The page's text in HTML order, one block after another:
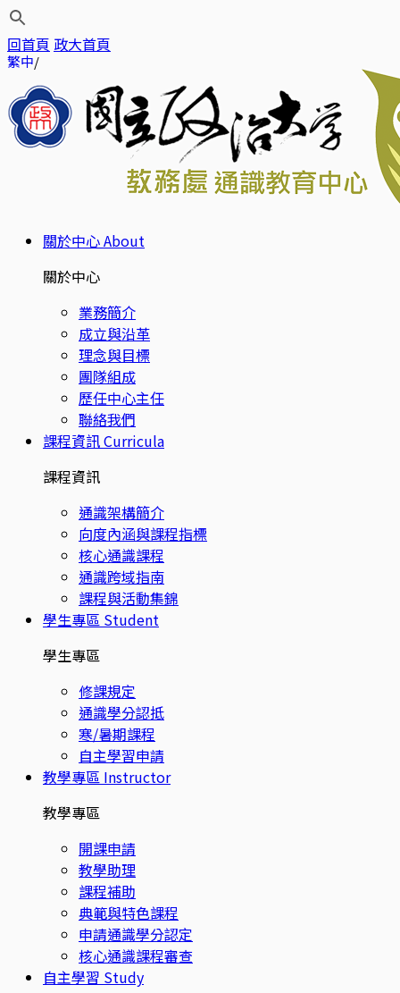
回首頁 政大首頁
繁中
關於中心About
關於中心
業務簡介
成立與沿革
理念與目標
團隊組成
歷任中心主任
聯絡我們
課程資訊Curricula
課程資訊
通識架構簡介
向度內涵與課程指標
核心通識課程
通識跨域指南
課程與活動集錦
學生專區 Student
學生專區
修課規定
通識學分認抵
寒/暑期課程
自主學習申請
教學專區 Instructor
教學專區
開課申請
教學助理
課程補助
典範與特色課程
申請通識學分認定
核心通識課程審查
自主學習 Study